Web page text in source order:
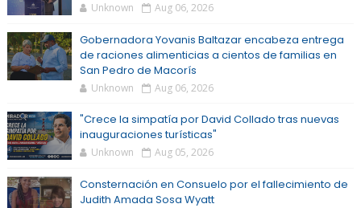
Unknown Aug 06, 2026
Gobernadora Yovanis Baltazar encabeza entrega
de raciones alimenticias a cientos de familias en
San Pedro de Macorís
Unknown Aug 06, 2026
"Crece la simpatía por David Collado tras nuevas
inauguraciones turísticas"
Unknown Aug 05, 2026
Consternación en Consuelo por el fallecimiento de
Judith Amada Sosa Wyatt